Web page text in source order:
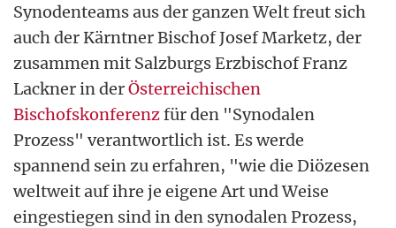
Synodenteams aus der ganzen Welt freut sich
auch der Kärntner Bischof Josef Marketz, der
zusammen mit Salzburgs Erzbischof Franz
Lackner in derÖsterreichischen
Bischofskonferenzfür den "Synodalen
Prozess" verantwortlich ist. Es werde
spannend sein zu erfahren, "wie die Diözesen
weltweit auf ihre je eigene Art und Weise
eingestiegen sind in den synodalen Prozess,